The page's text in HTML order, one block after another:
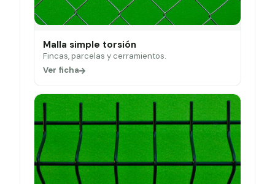
Malla simple torsión
Fincas, parcelas y cerramientos.
Ver ficha